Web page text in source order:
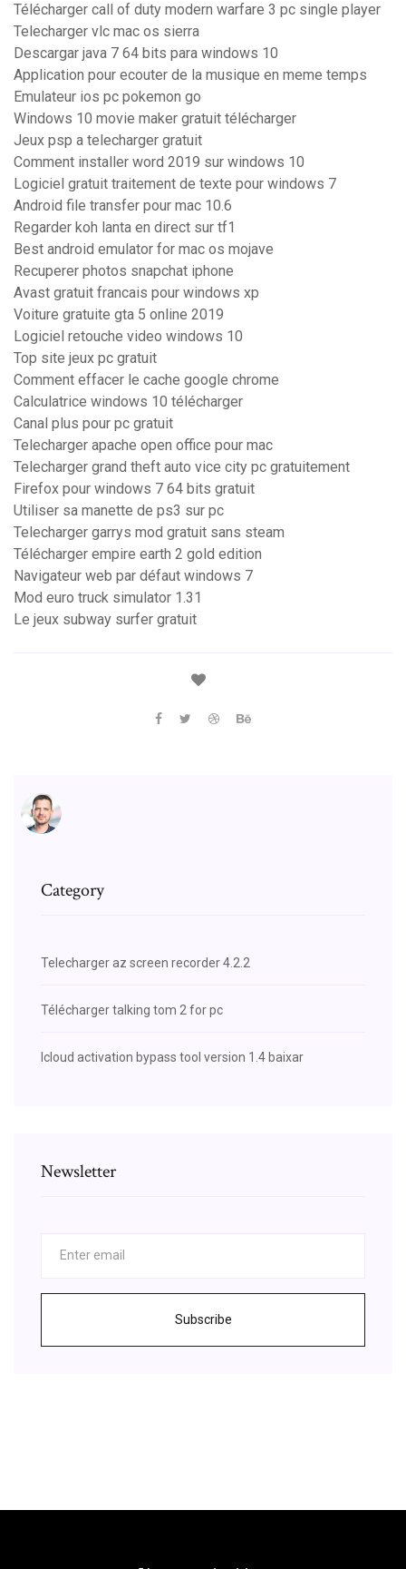
Télécharger call of duty modern warfare 3 pc single player
Telecharger vlc mac os sierra
Descargar java 7 64 bits para windows 10
Application pour ecouter de la musique en meme temps
Emulateur ios pc pokemon go
Windows 10 movie maker gratuit télécharger
Jeux psp a telecharger gratuit
Comment installer word 2019 sur windows 10
Logiciel gratuit traitement de texte pour windows 7
Android file transfer pour mac 10.6
Regarder koh lanta en direct sur tf1
Best android emulator for mac os mojave
Recuperer photos snapchat iphone
Avast gratuit francais pour windows xp
Voiture gratuite gta 5 online 2019
Logiciel retouche video windows 10
Top site jeux pc gratuit
Comment effacer le cache google chrome
Calculatrice windows 10 télécharger
Canal plus pour pc gratuit
Telecharger apache open office pour mac
Telecharger grand theft auto vice city pc gratuitement
Firefox pour windows 7 64 bits gratuit
Utiliser sa manette de ps3 sur pc
Telecharger garrys mod gratuit sans steam
Télécharger empire earth 2 gold edition
Navigateur web par défaut windows 7
Mod euro truck simulator 1.31
Le jeux subway surfer gratuit
Category
Telecharger az screen recorder 4.2.2
Télécharger talking tom 2 for pc
Icloud activation bypass tool version 1.4 baixar
Newsletter
Subscribe